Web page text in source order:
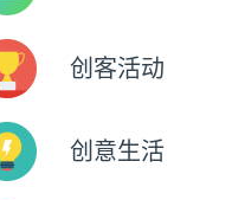
创客活动
创意生活